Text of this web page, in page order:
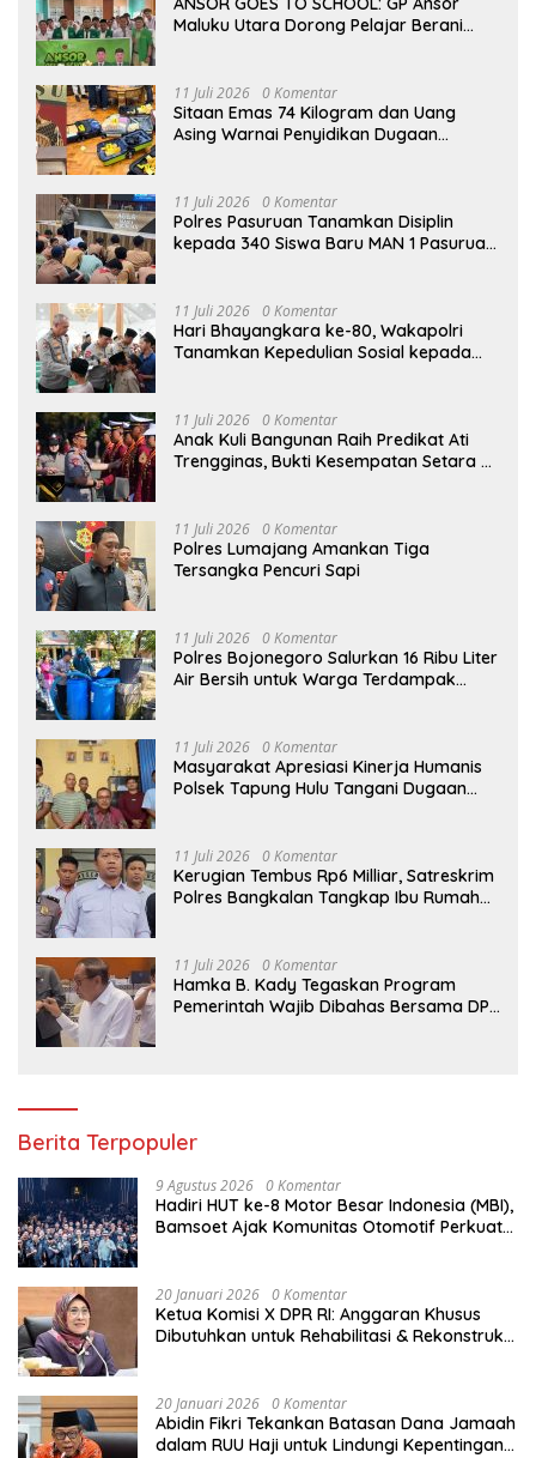
Maluku Utara Dorong Pelajar Berani
11 Juli 2026 0 Komentar
Sitaan Emas 74 Kilogram dan Uang
Asing Warnai Penyidikan Dugaan
11 Juli 2026 0 Komentar
Polres Pasuruan Tanamkan Disiplin
kepada 340 Siswa Baru MAN 1 Pasuruan,
11 Juli 2026 0 Komentar
Hari Bhayangkara ke-80, Wakapolri
Tanamkan Kepedulian Sosial kepada
11 Juli 2026 0 Komentar
Anak Kuli Bangunan Raih Predikat Ati
Trengginas, Bukti Kesempatan Setara di
11 Juli 2026 0 Komentar
Polres Lumajang Amankan Tiga
Tersangka Pencuri Sapi
11 Juli 2026 0 Komentar
Polres Bojonegoro Salurkan 16 Ribu Liter
Air Bersih untuk Warga Terdampak
11 Juli 2026 0 Komentar
Masyarakat Apresiasi Kinerja Humanis
Polsek Tapung Hulu Tangani Dugaan
11 Juli 2026 0 Komentar
Kerugian Tembus Rp6 Milliar, Satreskrim
Polres Bangkalan Tangkap Ibu Rumah
11 Juli 2026 0 Komentar
Hamka B. Kady Tegaskan Program
Pemerintah Wajib Dibahas Bersama DPR
Berita Terpopuler
9 Agustus 2026 0 Komentar
Hadiri HUT ke-8 Motor Besar Indonesia (MBI),
Bamsoet Ajak Komunitas Otomotif Perkuat
Bangsa
20 Januari 2026 0 Komentar
Ketua Komisi X DPR RI: Anggaran Khusus
Dibutuhkan untuk Rehabilitasi & Rekonstruksi
20 Januari 2026 0 Komentar
Abidin Fikri Tekankan Batasan Dana Jamaah
dalam RUU Haji untuk Lindungi Kepentingan